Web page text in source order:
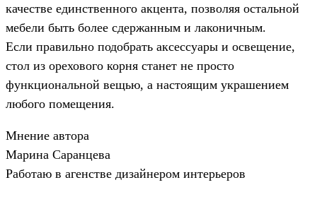
качестве единственного акцента, позволяя остальной
мебели быть более сдержанным и лаконичным.
Если правильно подобрать аксессуары и освещение,
стол из орехового корня станет не просто
функциональной вещью, а настоящим украшением
любого помещения.
Мнение автора
Марина Саранцева
Работаю в агенстве дизайнером интерьеров